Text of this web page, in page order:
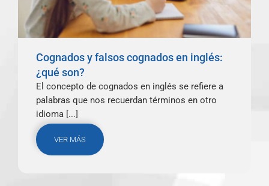
Cognados y falsos cognados en inglés:
¿qué son?
El concepto de cognados en inglés se refiere a
palabras que nos recuerdan términos en otro
idioma [...]
VER MÁS